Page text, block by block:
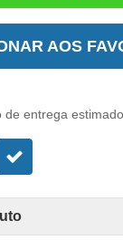
AOS
entrega